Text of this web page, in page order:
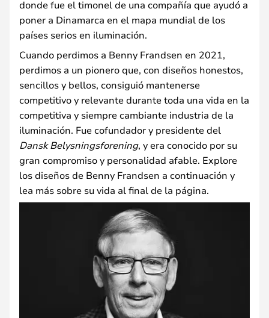
donde fue el timonel de una compañía que ayudó a
poner a Dinamarca en el mapa mundial de los
países serios en iluminación.
Cuando perdimos a Benny Frandsen en 2021,
perdimos a un pionero que, con diseños honestos,
sencillos y bellos, consiguió mantenerse
competitivo y relevante durante toda una vida en la
competitiva y siempre cambiante industria de la
iluminación. Fue cofundador y presidente del
Dansk Belysningsforening, y era conocido por su
gran compromiso y personalidad afable. Explore
los diseños de Benny Frandsen a continuación y
lea más sobre su vida al final de la página.